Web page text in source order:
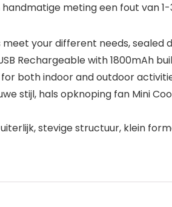
handmatige meting een fout van
your different needs, sealed
Rechargeable with 1800mAh
for both indoor and outdoor
stijl, hals opknoping fan Mini
stevige structuur, klein